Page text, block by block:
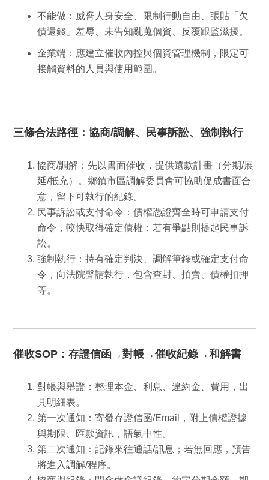
不能做 ：威脅人身安全、限制行動自由、張貼「欠
債還錢」羞辱、未告知亂蒐個資、反覆跟監滋擾。
企業端 ：應建立催收內控與個資管理機制，限定可
接觸資料的人員與使用範圍。
三條合法路徑：協商/調解、民事訴訟、強制執行
協商/調解 ：先以書面催收，提供還款計畫（分期/展
延/抵充）。鄉鎮市區調解委員會可協助促成書面合
意，留下可執行的紀錄。
民事訴訟或支付命令 ：債權憑證齊全時可申請支付
命令 ，較快取得確定債權；若有爭點則提起民事訴
訟。
強制執行 ：持有確定判決、調解筆錄或確定支付命
令，向法院聲請執行，包含查封、拍賣、債權扣押
等。
催收SOP：存證信函→對帳→催收紀錄→和解書
對帳與舉證 ：整理本金、利息、違約金、費用，出
具明細表。
第一次通知 ：寄發存證信函/Email， 附上債權證據
與期限、匯款資訊，語氣中性。
第二次通知 ：記錄來往通話/訊息；若無回應，預告
將進入調解/程序。